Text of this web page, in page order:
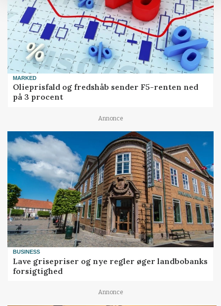
MARKED
Olieprisfald og fredshåb sender F5-renten ned
på 3 procent
Annonce
BUSINESS
Lave grisepriser og nye regler øger landbobanks
forsigtighed
Annonce